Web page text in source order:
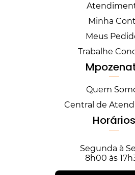
Minha
Meus
Trabalhe
Quem
Central de
Horários
Segunda à
8h00 às